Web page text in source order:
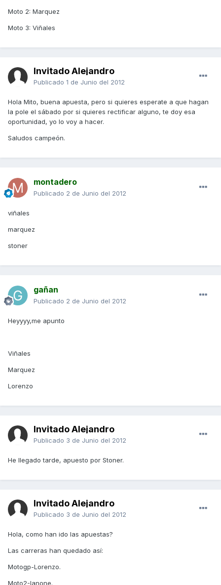
Moto 2: Marquez
Moto 3: Viñales
Invitado Alejandro
Publicado 1 de Junio del 2012
Hola Mito, buena apuesta, pero si quieres esperate a que hagan
la pole el sábado por si quieres rectificar alguno, te doy esa
oportunidad, yo lo voy a hacer.
Saludos campeón.
montadero
Publicado 2 de Junio del 2012
viñales
marquez
stoner
gañan
Publicado 2 de Junio del 2012
Heyyyy,me apunto
Viñales
Marquez
Lorenzo
Invitado Alejandro
Publicado 3 de Junio del 2012
He llegado tarde, apuesto por Stoner.
Invitado Alejandro
Publicado 3 de Junio del 2012
Hola, como han ido las apuestas?
Las carreras han quedado así:
Motogp-Lorenzo.
Moto2-Ianone.